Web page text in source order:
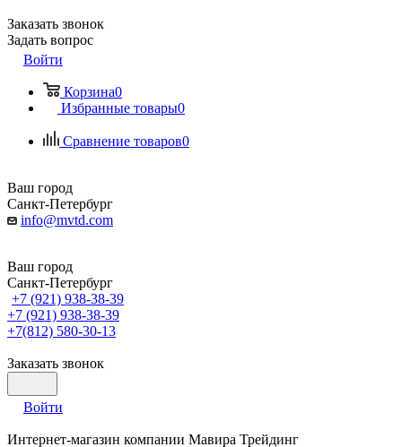
Заказать звонок
Задать вопрос
Войти
Корзина0
Избранные товары0
Сравнение товаров0
Ваш город
Санкт-Петербург
info@mvtd.com
Ваш город
Санкт-Петербург
+7 (921) 938-38-39
+7 (921) 938-38-39
+7(812) 580-30-13
Заказать звонок
Войти
Интернет-магазин компании Мавира Трейдинг